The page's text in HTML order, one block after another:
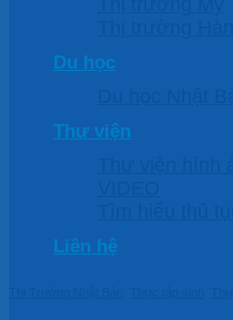
Du học
Thư viện
Liên hệ